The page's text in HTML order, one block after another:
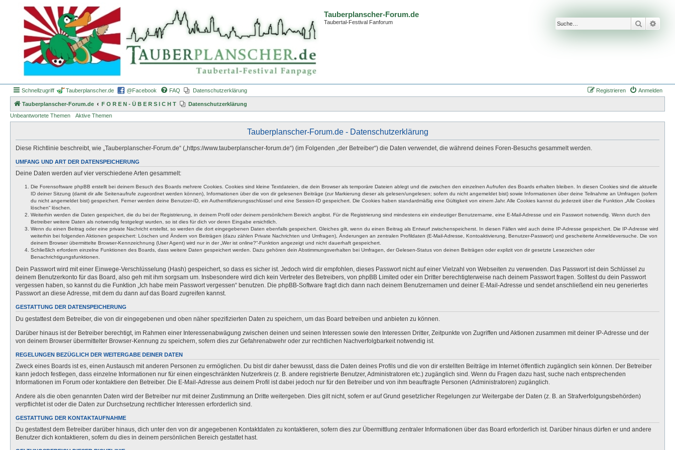
Tauberplanscher-Forum.de
Taubertal-Festival Fanforum Suche
Schnellzugriff Tauberplanscher.de @Facebook FAQ Datenschutzerklärung Anmelden
Registrieren
Tauberplanscher-Forum.de F O R E N - Ü B E R S I C H T
Datenschutzerklärung
Unbeantwortete Themen
Aktive Themen
Tauberplanscher-Forum.de - Datenschutzerklärung
Diese Richtlinie beschreibt, wie „Tauberplanscher-Forum.de“ („https://www.tauberplanscher-forum.de“) (im Folgenden „der Betreiber“) die Daten verwendet, die während deines Foren-Besuchs gesammelt werden.
UMFANG UND ART DER DATENSPEICHERUNG
Deine Daten werden auf vier verschiedene Arten gesammelt:
Die Forensoftware phpBB erstellt bei deinem Besuch des Boards mehrere Cookies. Cookies sind kleine Textdateien, die dein Browser als temporäre Dateien ablegt und die zwischen den einzelnen Aufrufen des Boards erhalten bleiben. In diesen Cookies sind die aktuelle
ID deiner Sitzung (damit dir alle Seitenaufrufe zugeordnet werden können), Informationen über die von dir gelesenen Beiträge (zur Markierung dieser als gelesen/ungelesen; sofern du nicht angemeldet bist) sowie Informationen über deine Teilnahme an Umfragen (sofern
du nicht angemeldet bist) gespeichert. Ferner werden deine Benutzer-ID, ein Authentifizierungsschlüssel und eine Session-ID gespeichert. Die Cookies haben standardmäßig eine Gültigkeit von einem Jahr. Alle Cookies kannst du jederzeit über die Funktion „Alle Cookies
löschen“ löschen.
Weiterhin werden die Daten gespeichert, die du bei der Registrierung, in deinem Profil oder deinem persönlichem Bereich angibst. Für die Registrierung sind mindestens ein eindeutiger Benutzername, eine E-Mail-Adresse und ein Passwort notwendig. Wenn durch den
Betreiber weitere Daten als notwendig festgelegt wurden, so ist dies für dich vor deren Eingabe ersichtlich.
Wenn du einen Beitrag oder eine private Nachricht erstellst, so werden die dort eingegebenen Daten ebenfalls gespeichert. Gleiches gilt, wenn du einen Beitrag als Entwurf zwischenspeicherst. In diesen Fällen wird auch deine IP-Adresse gespeichert. Die IP-Adresse wird
weiterhin bei folgenden Aktionen gespeichert: Löschen und Ändern von Beiträgen (dazu zählen Private Nachrichten und Umfragen), Änderungen an zentralen Profildaten (E-Mail-Adresse, Kontoaktivierung, Benutzer-Passwort) und gescheiterte Anmeldeversuche. Die von
deinem Browser übermittelte Browser-Kennzeichnung (User Agent) wird nur in der „Wer ist online?“-Funktion angezeigt und nicht dauerhaft gespeichert.
Schließlich erfordern einzelne Funktionen des Boards, dass weitere Daten gespeichert werden. Dazu gehören dein Abstimmungsverhalten bei Umfragen, der Gelesen-Status von deinen Beiträgen oder explizit von dir gesetzte Lesezeichen oder
Benachrichtigungsfunktionen.
Dein Passwort wird mit einer Einwege-Verschlüsselung (Hash) gespeichert, so dass es sicher ist. Jedoch wird dir empfohlen, dieses Passwort nicht auf einer Vielzahl von Webseiten zu verwenden. Das Passwort ist dein Schlüssel zu
deinem Benutzerkonto für das Board, also geh mit ihm sorgsam um. Insbesondere wird dich kein Vertreter des Betreibers, von phpBB Limited oder ein Dritter berechtigterweise nach deinem Passwort fragen. Solltest du dein Passwort
vergessen haben, so kannst du die Funktion „Ich habe mein Passwort vergessen“ benutzen. Die phpBB-Software fragt dich dann nach deinem Benutzernamen und deiner E-Mail-Adresse und sendet anschließend ein neu generiertes
Passwort an diese Adresse, mit dem du dann auf das Board zugreifen kannst.
GESTATTUNG DER DATENSPEICHERUNG
Du gestattest dem Betreiber, die von dir eingegebenen und oben näher spezifizierten Daten zu speichern, um das Board betreiben und anbieten zu können.
Darüber hinaus ist der Betreiber berechtigt, im Rahmen einer Interessenabwägung zwischen deinen und seinen Interessen sowie den Interessen Dritter, Zeitpunkte von Zugriffen und Aktionen zusammen mit deiner IP-Adresse und der
von deinem Browser übermittelter Browser-Kennung zu speichern, sofern dies zur Gefahrenabwehr oder zur rechtlichen Nachverfolgbarkeit notwendig ist.
REGELUNGEN BEZÜGLICH DER WEITERGABE DEINER DATEN
Zweck eines Boards ist es, einen Austausch mit anderen Personen zu ermöglichen. Du bist dir daher bewusst, dass die Daten deines Profils und die von dir erstellten Beiträge im Internet öffentlich zugänglich sein können. Der Betreiber
kann jedoch festlegen, dass einzelne Informationen nur für einen eingeschränkten Nutzerkreis (z. B. andere registrierte Benutzer, Administratoren etc.) zugänglich sind. Wenn du Fragen dazu hast, suche nach entsprechenden
Informationen im Forum oder kontaktiere den Betreiber. Die E-Mail-Adresse aus deinem Profil ist dabei jedoch nur für den Betreiber und von ihm beauftragte Personen (Administratoren) zugänglich.
Andere als die oben genannten Daten wird der Betreiber nur mit deiner Zustimmung an Dritte weitergeben. Dies gilt nicht, sofern er auf Grund gesetzlicher Regelungen zur Weitergabe der Daten (z. B. an Strafverfolgungsbehörden)
verpflichtet ist oder die Daten zur Durchsetzung rechtlicher Interessen erforderlich sind.
GESTATTUNG DER KONTAKTAUFNAHME
Du gestattest dem Betreiber darüber hinaus, dich unter den von dir angegebenen Kontaktdaten zu kontaktieren, sofern dies zur Übermittlung zentraler Informationen über das Board erforderlich ist. Darüber hinaus dürfen er und andere
Benutzer dich kontaktieren, sofern du dies in deinem persönlichen Bereich gestattet hast.